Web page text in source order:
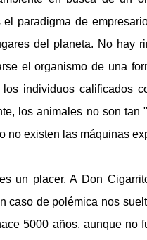
el paradigma de
del planeta. No hay
el organismo de una
los individuos calificados
los animales no son
no existen las máquinas
un placer. A Don
caso de polémica nos
5000 años, aunque no